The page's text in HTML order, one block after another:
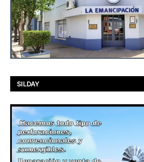
SILDAY